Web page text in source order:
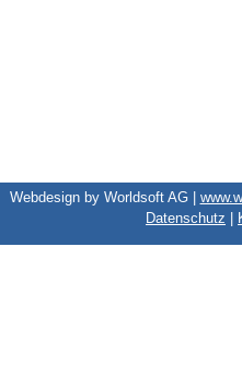
Webdesign by Worldsoft AG |
Datenschutz